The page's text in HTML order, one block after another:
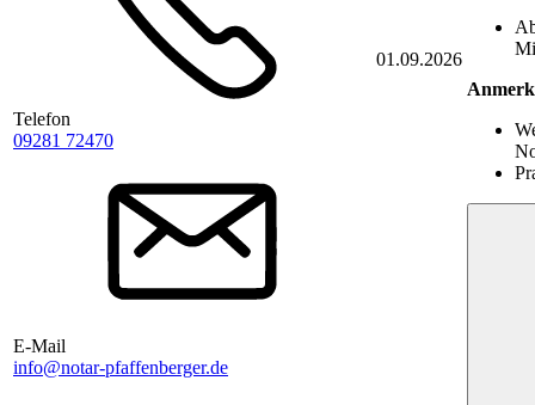
Telefon
09281 72470
E-Mail
info@notar-pfaffenberger.de
01.09.2026